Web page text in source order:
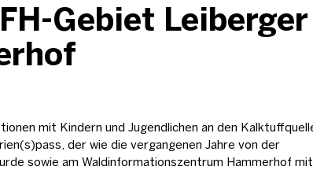
Gebiet Leiberger
mit Kindern und Jugendlichen an den
der wie die vergangenen Jahre von der
sowie am Waldinformationszentrum Hammerhof mit